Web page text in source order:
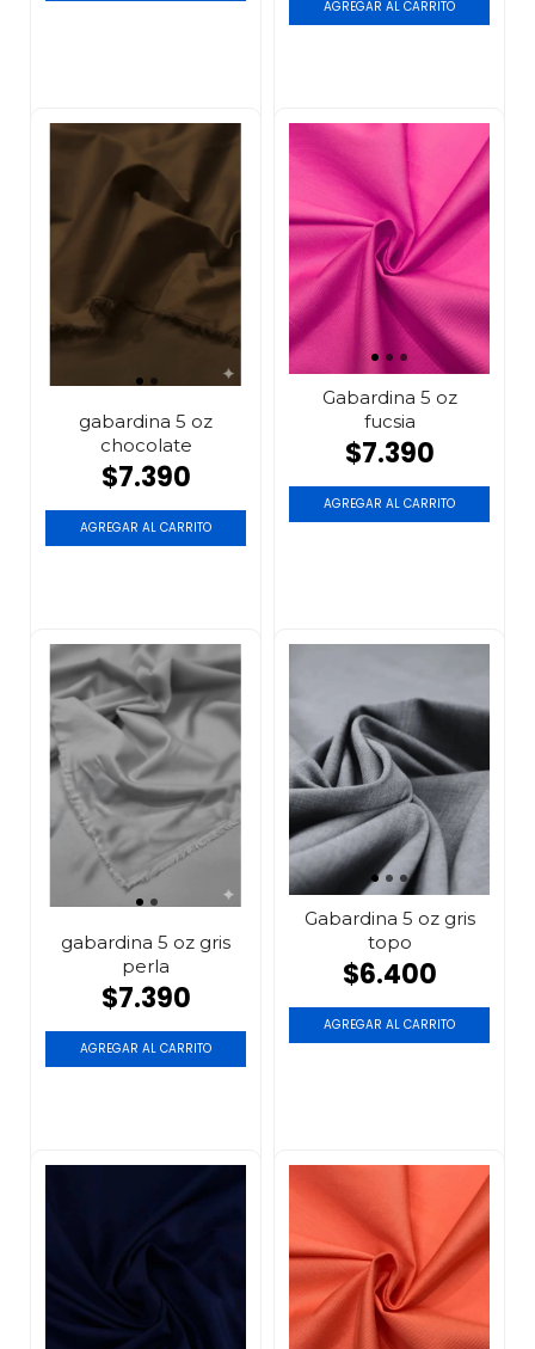
gabardina 5 oz
chocolate
$7.390
Gabardina 5 oz
fucsia
$7.390
AGREGAR AL CARRITO
gabardina 5 oz gris
perla
$7.390
Gabardina 5 oz gris
topo
$6.400
AGREGAR AL CARRITO